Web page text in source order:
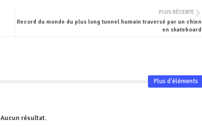
PLUS RÉCENTE
Record du monde du plus long tunnel humain traversé par un chien
en skateboard
Plus d'éléments
Aucun résultat.